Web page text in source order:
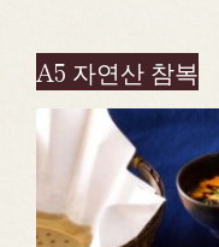
A5 자연산 참복